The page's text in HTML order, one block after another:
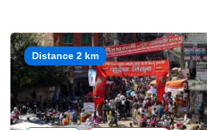
Distance 2 km